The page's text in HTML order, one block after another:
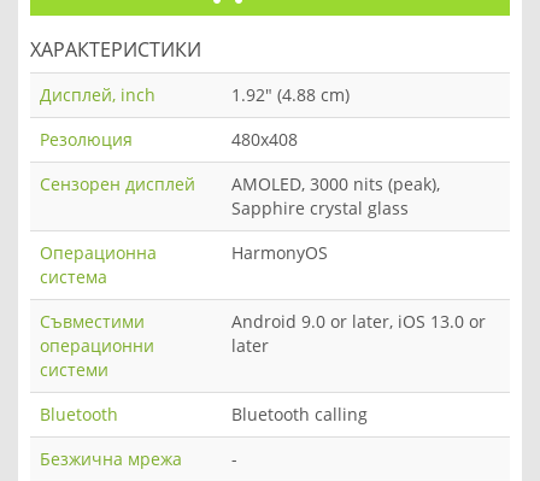
ХАРАКТЕРИСТИКИ
Дисплей, inch
1.92" (4.88 cm)
Резолюция
480x408
Сензорен дисплей
AMOLED, 3000 nits (peak),
Sapphire crystal glass
Операционна
система
HarmonyOS
Съвместими
операционни
системи
Android 9.0 or later, iOS 13.0 or
later
Bluetooth
Bluetooth calling
Безжична мрежа
-